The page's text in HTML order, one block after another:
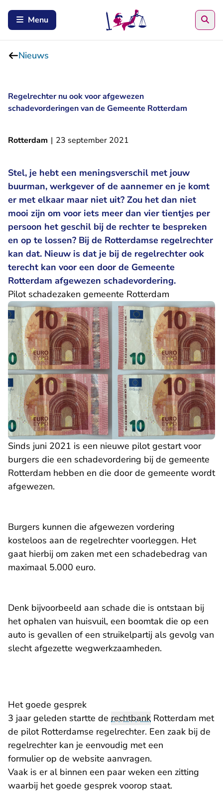
Menu
Nieuws
Regelrechter nu ook voor afgewezen
schadevorderingen van de Gemeente Rotterdam
Rotterdam | 23 september 2021
Stel, je hebt een meningsverschil met jouw
buurman, werkgever of de aannemer en je komt
er met elkaar maar niet uit? Zou het dan niet
mooi zijn om voor iets meer dan vier tientjes per
persoon het geschil bij de rechter te bespreken
en op te lossen? Bij de Rotterdamse regelrechter
kan dat. Nieuw is dat je bij de regelrechter ook
terecht kan voor een door de Gemeente
Rotterdam afgewezen schadevordering.
Pilot schadezaken gemeente Rotterdam
Sinds juni 2021 is een nieuwe pilot gestart voor
burgers die een schadevordering bij de gemeente
Rotterdam hebben en die door de gemeente wordt
afgewezen.
Burgers kunnen die afgewezen vordering
kosteloos aan de regelrechter voorleggen. Het
gaat hierbij om zaken met een schadebedrag van
maximaal 5.000 euro.
Denk bijvoorbeeld aan schade die is ontstaan bij
het ophalen van huisvuil, een boomtak die op een
auto is gevallen of een struikelpartij als gevolg van
slecht afgezette wegwerkzaamheden.
Het goede gesprek
3 jaar geleden startte de rechtbank Rotterdam met
de pilot Rotterdamse regelrechter. Een zaak bij de
regelrechter kan je eenvoudig met een
formulier op de website aanvragen.
Vaak is er al binnen een paar weken een zitting
waarbij het goede gesprek voorop staat.